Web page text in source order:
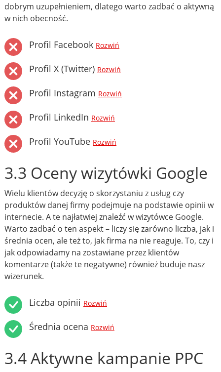
dobrym uzupełnieniem, dlatego warto zadbać o aktywną
w nich obecność.
Profil Facebook Rozwiń
Profil X (Twitter) Rozwiń
Profil Instagram Rozwiń
Profil LinkedIn Rozwiń
Profil YouTube Rozwiń
3.3 Oceny wizytówki Google
Wielu klientów decyzję o skorzystaniu z usług czy
produktów danej firmy podejmuje na podstawie opinii w
internecie. A te najłatwiej znaleźć w wizytówce Google.
Warto zadbać o ten aspekt – liczy się zarówno liczba, jak i
średnia ocen, ale też to, jak firma na nie reaguje. To, czy i
jak odpowiadamy na zostawiane przez klientów
komentarze (także te negatywne) również buduje nasz
wizerunek.
Liczba opinii Rozwiń
Średnia ocena Rozwiń
3.4 Aktywne kampanie PPC